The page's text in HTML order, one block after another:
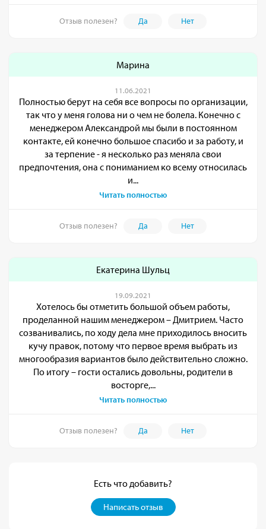
Отзыв полезен? Да Нет
Марина
11.06.2021
Полностью берут на себя все вопросы по организации,
так что у меня голова ни о чем не болела. Конечно с
менеджером Александрой мы были в постоянном
контакте, ей конечно большое спасибо и за работу, и
за терпение - я несколько раз меняла свои
предпочтения, она с пониманием ко всему относилась
и...
Читать полностью
Отзыв полезен? Да Нет
Екатерина Шульц
19.09.2021
Хотелось бы отметить большой объем работы,
проделанной нашим менеджером – Дмитрием. Часто
созванивались, по ходу дела мне приходилось вносить
кучу правок, потому что первое время выбрать из
многообразия вариантов было действительно сложно.
По итогу – гости остались довольны, родители в
восторге,...
Читать полностью
Отзыв полезен? Да Нет
Есть что добавить?
Написать отзыв